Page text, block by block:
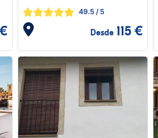
49.5 / 5
Desde 115 €